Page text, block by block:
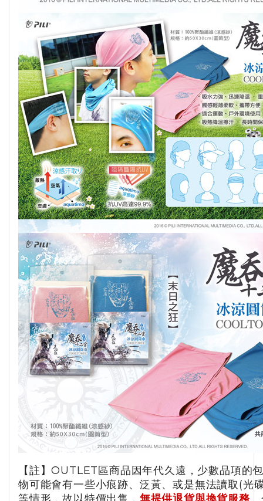
【註】OUTLET區商品因年代久遠，少數品項的
物可能會有一些小痕跡、泛黃、或是無法讀取(光